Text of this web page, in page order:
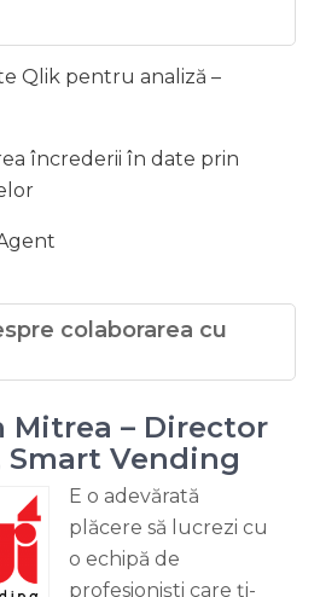
Qlik pentru analiză –
încrederii în date prin
colaborarea cu
Mitrea – Director
Smart Vending
E o adevărată
plăcere să lucrezi cu
o echipă de
profesioniști care ți-